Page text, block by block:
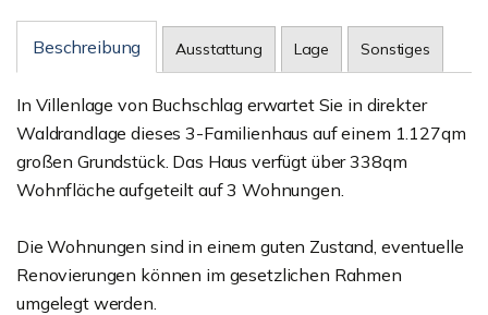
Beschreibung Ausstattung Lage Sonstiges
In Villenlage von Buchschlag erwartet Sie in direkter
Waldrandlage dieses 3-Familienhaus auf einem 1.127qm
großen Grundstück. Das Haus verfügt über 338qm
Wohnfläche aufgeteilt auf 3 Wohnungen.
Die Wohnungen sind in einem guten Zustand, eventuelle
Renovierungen können im gesetzlichen Rahmen
umgelegt werden.